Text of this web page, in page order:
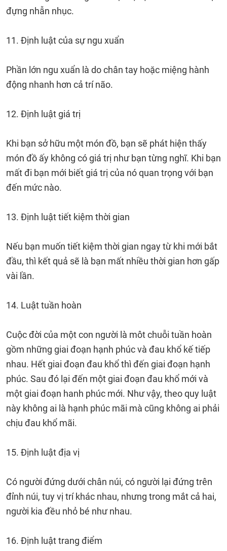
đựng nhẫn nhục.
11. Định luật của sự ngu xuẩn
Phần lớn ngu xuẩn là do chân tay hoặc miệng hành
động nhanh hơn cả trí não.
12. Định luật giá trị
Khi bạn sở hữu một món đồ, bạn sẽ phát hiện thấy
món đồ ấy không có giá trị như bạn từng nghĩ. Khi bạn
mất đi bạn mới biết giá trị của nó quan trọng với bạn
đến mức nào.
13. Định luật tiết kiệm thời gian
Nếu bạn muốn tiết kiệm thời gian ngay từ khi mới bắt
đầu, thì kết quả sẽ là bạn mất nhiều thời gian hơn gấp
vài lần.
14. Luật tuần hoàn
Cuộc đời của một con người là môt chuỗi tuần hoàn
gồm những giai đoạn hạnh phúc và đau khổ kế tiếp
nhau. Hết giai đoạn đau khổ thì đến giai đoạn hạnh
phúc. Sau đó lại đến một giai đoạn đau khổ mới và
một giai đoạn hanh phúc mới. Như vậy, theo quy luật
này không ai là hạnh phúc mãi mà cũng không ai phải
chịu đau khổ mãi.
15. Định luật địa vị
Có người đứng dưới chân núi, có người lại đứng trên
đỉnh núi, tuy vị trí khác nhau, nhưng trong mắt cả hai,
người kia đều nhỏ bé như nhau.
16. Định luật trang điểm